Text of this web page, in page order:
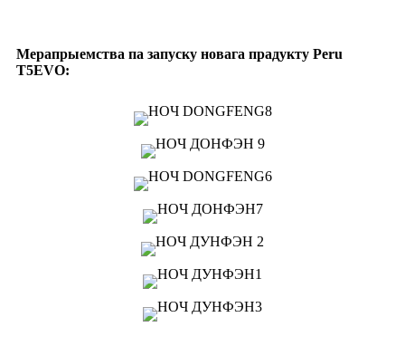
Мерапрыемства па запуску новага прадукту Peru
T5EVO: